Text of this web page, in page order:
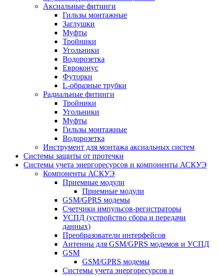
Аксиальные фитинги
Гильзы монтажные
Заглушки
Муфты
Тройники
Угольники
Водорозетка
Евроконус
Футорки
L-образные трубки
Радиальные фитинги
Тройники
Угольники
Муфты
Гильзы монтажные
Водорозетка
Инструмент для монтажа аксиальных систем
Системы защиты от протечки
Системы учета энергоресурсов и компоненты АСКУЭ
Компоненты АСКУЭ
Приемные модули
Приемные модули
GSM/GPRS модемы
Счетчики импульсов-регистраторы
УСПД (устройство сбора и передачи
данных)
Преобразователи интерфейсов
Антенны для GSM/GPRS модемов и УСПД
GSM
GSM/GPRS модемы
Системы учета энергоресурсов и